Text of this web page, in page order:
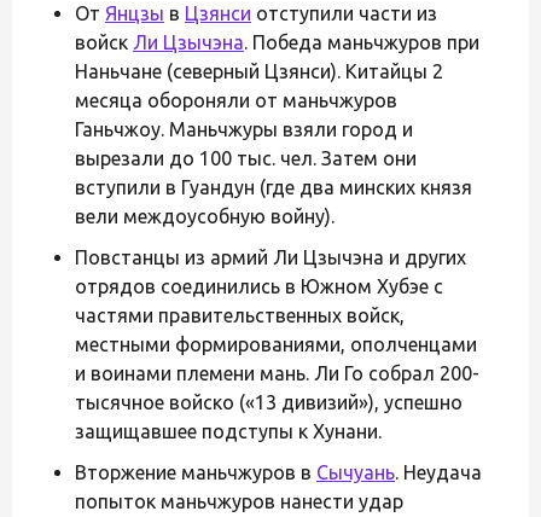
От Янцзы в Цзянси отступили части из
войск Ли Цзычэна. Победа маньчжуров при
Наньчане (северный Цзянси). Китайцы 2
месяца обороняли от маньчжуров
Ганьчжоу. Маньчжуры взяли город и
вырезали до 100 тыс. чел. Затем они
вступили в Гуандун (где два минских князя
вели междоусобную войну).
Повстанцы из армий Ли Цзычэна и других
отрядов соединились в Южном Хубэе с
частями правительственных войск,
местными формированиями, ополченцами
и воинами племени мань. Ли Го собрал 200-
тысячное войско («13 дивизий»), успешно
защищавшее подступы к Хунани.
Вторжение маньчжуров в Сычуань. Неудача
попыток маньчжуров нанести удар